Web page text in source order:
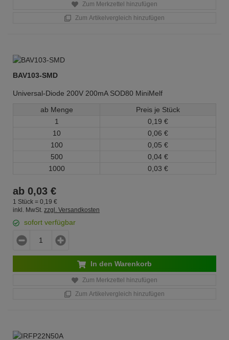
Zum Merkzettel hinzufügen
Zum Artikelvergleich hinzufügen
BAV103-SMD
Universal-Diode 200V 200mA SOD80 MiniMelf
ab Menge
Preis je Stück
1
0, 19 €
10
0, 06 €
100
0, 05 €
500
0, 04 €
1000
0, 03 €
ab 0,03 €
1 Stück = 0, 19 €
inkl. MwSt. zzgl. Versandkosten
sofort verfügbar
In den Warenkorb
Zum Merkzettel hinzufügen
Zum Artikelvergleich hinzufügen